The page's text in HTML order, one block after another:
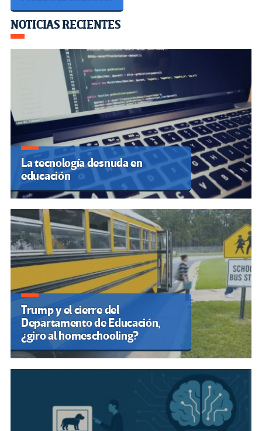
Navegación
de
entradas
NOTICIAS RECIENTES
La tecnología desnuda en
educación
Trump y el cierre del
Departamento de Educación,
¿giro al homeschooling?